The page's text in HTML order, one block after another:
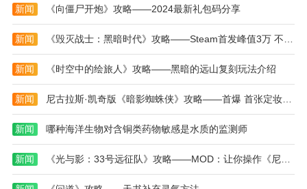
需要发展的英雄用，用不上的英雄不要进阶。
3、英雄：
零氪玩家的前期发育，我概括主要包含以下三点：
1快速形成以蓝色为主的英雄阵容，2发展紫色英雄。
最前期的蓝色与绿色英雄只能从英雄祭台中获得。
最值得推荐培养四个英雄包括：幽灵射手，大脚，雷神
之锤，站隼!排名不分先后。如若你一次只能出战三个
英雄，则幽灵射手与雷神之锤必选!大脚与站隼二选一
即可。
新闻 《向僵尸开炮》攻略——2024最新礼包码分享
新闻 《毁灭战士：黑暗时代》攻略——Steam首发峰值3万 不及《毁灭战士4》攻略——
新闻 《时空中的绘旅人》攻略——黑暗的远山复刻玩法介绍
新闻 尼古拉斯·凯奇版《暗影蜘蛛侠》攻略——首爆 首张定妆照发布
新闻 哪种海洋生物对含铜类药物敏感是水质的监测师
新闻 《光与影：33号远征队》攻略——MOD：让你操作《尼尔》攻略——2B机器人